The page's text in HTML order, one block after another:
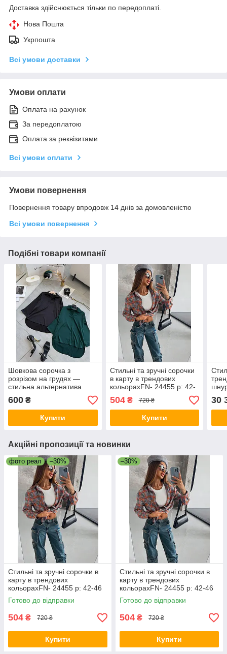
Доставка здійснюється тільки по передоплаті.
Нова Пошта
Укрпошта
Всі умови доставки
Умови оплати
Оплата на рахунок
За передоплатою
Оплата за реквізитами
Всі умови оплати
Умови повернення
Повернення товару впродовж 14 днів за домовленістю
Всі умови повернення
Подібні товари компанії
Шовкова сорочка з
розрізом на грудях —
стильна альтернатива
класичному моделю FN-
29874 р: 42-44,46-48,50-
52
600 ₴
Купити
Стильні та зручні сорочки
в карту в трендових
кольорахFN- 24455 р: 42-
46
504₴ 720 ₴
Купити
42-
30
Акційні пропозиції та новинки
фото реал –30%
Стильні та зручні сорочки в
карту в трендових
кольорахFN- 24455 р: 42-46
Готово до відправки
504 ₴ 720 ₴
Купити
–30%
Стильні та зручні сорочки в
карту в трендових
кольорахFN- 24455 р: 42-46
Готово до відправки
504 ₴ 720 ₴
Купити